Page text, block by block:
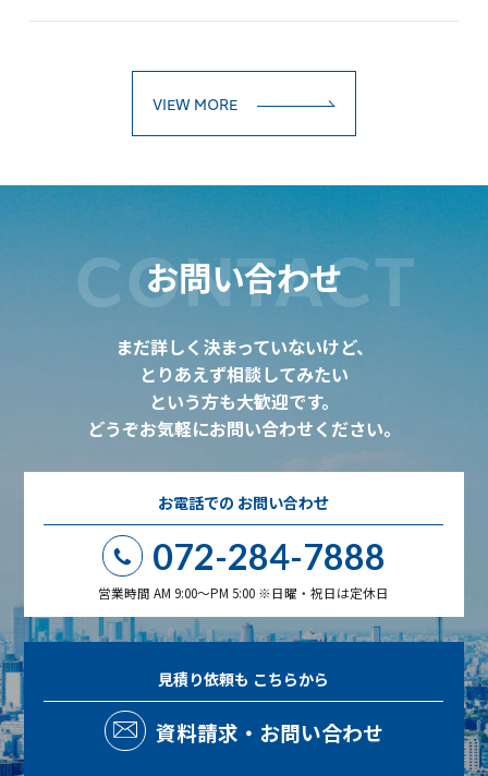
VIEW MORE
お問い合わせ
CONTACT
まだ詳しく決まっていないけど、
とりあえず相談してみたい
という方も大歓迎です。
どうぞお気軽にお問い合わせください。
お電話での お問い合わせ
072-284-7888
営業時間 AM 9:00～PM 5:00 ※日曜・祝日は定休日
見積り依頼も こちらから
資料請求・お問い合わせ